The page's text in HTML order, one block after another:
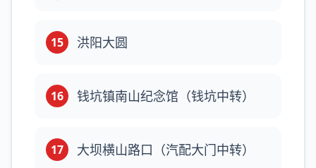
15 洪阳大圆
16 钱坑镇南山纪念馆（钱坑中转）
17 大坝横山路口（汽配大门中转）